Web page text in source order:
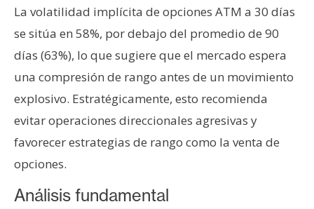
La volatilidad implícita de opciones ATM a 30 días
se sitúa en 58%, por debajo del promedio de 90
días (63%), lo que sugiere que el mercado espera
una compresión de rango antes de un movimiento
explosivo. Estratégicamente, esto recomienda
evitar operaciones direccionales agresivas y
favorecer estrategias de rango como la venta de
opciones.
Análisis fundamental